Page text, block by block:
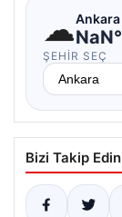
☁Ankara
ŞEHIR SEÇ
Bizi Takip Edin